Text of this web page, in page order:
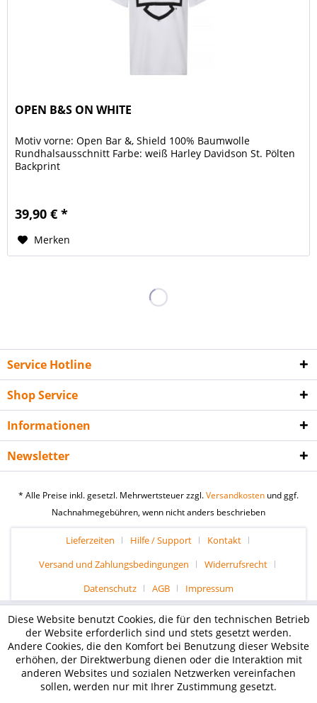
OPEN B&S ON WHITE
Motiv vorne: Open Bar &, Shield 100% Baumwolle
Rundhalsausschnitt Farbe: weiß Harley Davidson St. Pölten
Backprint
39,90 € *
Merken
Service Hotline
Shop Service
Informationen
Newsletter
* Alle Preise inkl. gesetzl. Mehrwertsteuer zzgl.Versandkosten und ggf.
Nachnahmegebühren, wenn nicht anders beschrieben
Lieferzeiten Hilfe / Support
Kontakt
Versand und Zahlungsbedingungen
Widerrufsrecht
Datenschutz
AGB Impressum
Diese Website benutzt Cookies, die für den technischen Betrieb
der Website erforderlich sind und stets gesetzt werden.
Andere Cookies, die den Komfort bei Benutzung dieser Website
erhöhen, der Direktwerbung dienen oder die Interaktion mit
anderen Websites und sozialen Netzwerken vereinfachen
sollen, werden nur mit Ihrer Zustimmung gesetzt.